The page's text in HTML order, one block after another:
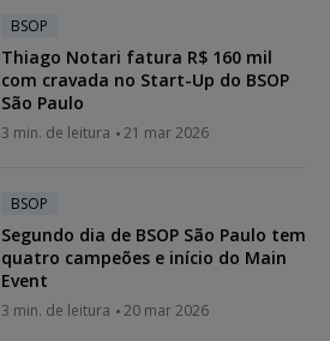
BSOP
Thiago Notari fatura R$ 160 mil
com cravada no Start-Up do BSOP
São Paulo
3 min. de leitura 21 mar 2026
BSOP
Segundo dia de BSOP São Paulo tem
quatro campeões e início do Main
Event
3 min. de leitura 20 mar 2026